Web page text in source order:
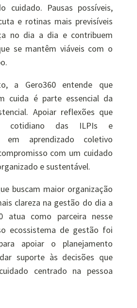
cuidado. Pausas possíveis,
e rotinas mais previsíveis
no dia a dia e contribuem
se mantêm viáveis com o
a Gero360 entende que
cuida é parte essencial da
Apoiar reflexões que
cotidiano das ILPIs e
em aprendizado coletivo
com um cuidado
e sustentável.
buscam maior organização
clareza na gestão do dia a
atua como parceira nesse
ecossistema de gestão foi
apoiar o planejamento
suporte às decisões que
centrado na pessoa